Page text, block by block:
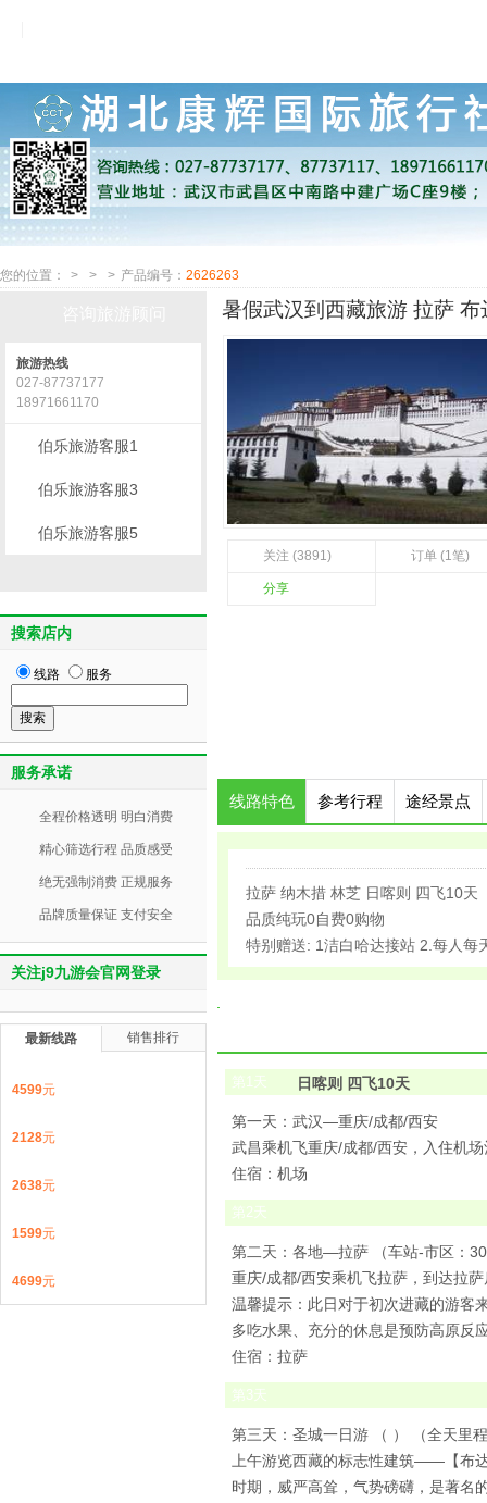
您的位置： > > > 产品编号： 2626263
暑假武汉到西藏旅游 拉萨
关注 (3891) 订单 (1笔)
分享
线路特色 参考行程 途经景点
拉萨 纳木措 林芝 日喀则 四飞10天
品质纯玩0自费0购物
特别赠送: 1洁白哈达接站 2.每人每
第1天 日喀则 四飞10天
第一天：武汉—重庆/成都/西安
武昌乘机飞重庆/成都/西安，入住机
住宿：机场
第2天
第二天：各地—拉萨 （车站-市区：
重庆/成都/西安乘机飞拉萨，到达拉
温馨提示：此日对于初次进藏的游客
多吃水果、充分的休息是预防高原反
住宿：拉萨
第3天
第三天：圣城一日游 （ ） （全天里
上午游览西藏的标志性建筑——【布
时期，威严高耸，气势磅礴，是著名
旅游热线
027-87737177
18971661170
伯乐旅游客服1
伯乐旅游客服3
伯乐旅游客服5
搜索店内
线路 服务
服务承诺
全程价格透明 明白消费
精心筛选行程 品质感受
绝无强制消费 正规服务
品牌质量保证 支付安全
关注j9九游会官网登录
最新线路 销售排行
4599元
2128元
2638元
1599元
4699元